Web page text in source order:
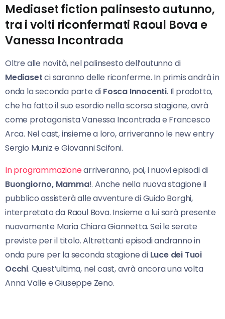
Mediaset fiction palinsesto autunno,
tra i volti riconfermati Raoul Bova e
Vanessa Incontrada
Oltre alle novità, nel palinsesto dell’autunno di
Mediasetci saranno delle riconferme. In primis andrà in
onda la seconda parte di Fosca Innocenti. Il prodotto,
che ha fatto il suo esordio nella scorsa stagione, avrà
come protagonista Vanessa Incontrada e Francesco
Arca. Nel cast, insieme a loro, arriveranno le new entry
Sergio Muniz e Giovanni Scifoni.
In programmazionearriveranno, poi, i nuovi episodi di
Buongiorno, Mamma!. Anche nella nuova stagione il
pubblico assisterà alle avventure di Guido Borghi,
interpretato da Raoul Bova. Insieme a lui sarà presente
nuovamente Maria Chiara Giannetta. Sei le serate
previste per il titolo. Altrettanti episodi andranno in
onda pure per la seconda stagione di Luce dei Tuoi
Occhi. Quest’ultima, nel cast, avrà ancora una volta
Anna Valle e Giuseppe Zeno.